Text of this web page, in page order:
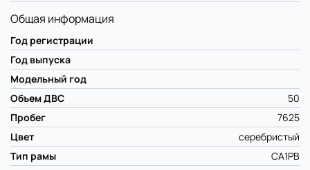
Общая информация
Год регистрации
Год выпуска
Модельный год
Объем ДВС
50
Пробег
7625
Цвет
серебристый
Тип рамы
CA1PB